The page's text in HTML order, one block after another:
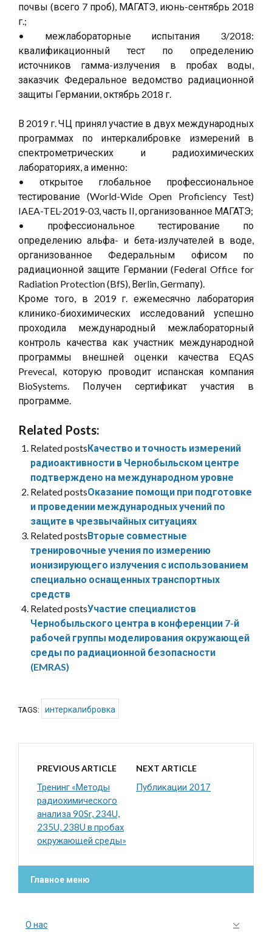
почвы (всего 7 проб), МАГАТЭ, июнь-сентябрь 2018
г.;
• межлабораторные испытания 3/2018:
квалификационный тест по определению
источников гамма-излучения в пробах воды,
заказчик Федеральное ведомство радиационной
защиты Германии, октябрь 2018 г.
В 2019 г. ЧЦ принял участие в двух международных
программах по интеркалибровке измерений в
спектрометрических и радиохимических
лабораториях, а именно:
• открытое глобальное профессиональное
тестирование (World-Wide Open Proficiency Test)
IAEA-TEL-2019-03, часть II, организованное МАГАТЭ;
• профессиональное тестирование по
определению альфа- и бета-излучателей в воде,
организованное Федеральным офисом по
радиационной защите Германии (Fеdеrаl Office for
Radiation Protection (BfS), Веrlin, Gеrmапу).
Кроме того, в 2019 г. ежемесячно лаборатория
клинико-биохимических исследований успешно
проходила международный межлабораторный
контроль качества как участник международной
программы внешней оценки качества EQAS
Prevecal, которую проводит испанская компания
BioSystems. Получен сертификат участия в
программе.
Related Posts:
Related postsКачество и точность измерений
радиоактивности в Чернобыльском центре
подтверждено на международном уровне
Related postsОказание помощи при подготовке
и проведении международных учений по
защите в чрезвычайных ситуациях
Related postsВторые совместные
тренировочные учения по измерению
ионизирующего излучения с использованием
специально оснащенных транспортных
средств
Related postsУчастие специалистов
Чернобыльского центра в конференции 7-й
рабочей группы моделирования окружающей
среды по радиационной безопасности
(EMRAS)
TAGS: интеркалибровка
PREVIOUS ARTICLE
Тренинг «Методы
радиохимического
анализа 90Sr, 234U,
235U, 238U в пробах
окружающей среды»
NEXT ARTICLE
Публикации 2017
Главное меню
О нас